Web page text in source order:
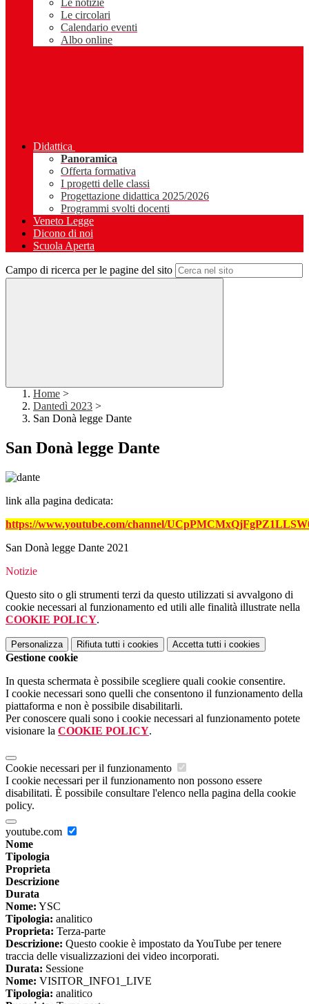
Le notizie
Le circolari
Calendario eventi
Albo online
Didattica
Panoramica
Offerta formativa
I progetti delle classi
Progettazione didattica 2025/2026
Programmi svolti docenti
Veneto Legge
Dicono di noi
Scuola Aperta
Campo di ricerca per le pagine del sito
Home >
Dantedì 2023 >
San Donà legge Dante
San Donà legge Dante
link alla pagina dedicata:
https://www.youtube.com/channel/
San Donà legge Dante 2021
Notizie
Questo sito o gli strumenti terzi da questo utilizzati si avvalgono di
cookie necessari al funzionamento ed utili alle finalità illustrate nella
COOKIE POLICY.
Personalizza Rifiuta tutti i cookies Accetta tutti i cookies
Gestione cookie
In questa schermata è possibile scegliere quali cookie consentire.
I cookie necessari sono quelli che consentono il funzionamento della
piattaforma e non è possibile disabilitarli.
Per conoscere quali sono i cookie necessari al funzionamento potete
visionare la COOKIE POLICY.
Cookie necessari per il funzionamento
I cookie necessari per il funzionamento non possono essere
disabilitati. È possibile consultare l'elenco nella pagina della cookie
policy.
youtube.com
Nome
Tipologia
Proprieta
Descrizione
Durata
Nome: YSC
Tipologia: analitico
Proprieta: Terza-parte
Descrizione: Questo cookie è impostato da YouTube per tenere
traccia delle visualizzazioni dei video incorporati.
Durata: Sessione
Nome: VISITOR_INFO1_LIVE
Tipologia: analitico